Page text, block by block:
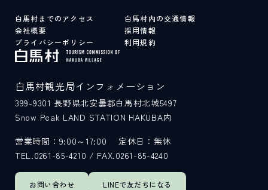
FURUSATO TAX
ふるさと納税
検索する
白馬村までのアクセス
プライバシーポリシー
利用規約
白馬村までのアクセス
白馬村内の交通情報
会社概要
採用情報
プライバシーポリシー
利用規約
お問い合わせ LINEで友だちになる
白馬村観光局インフォメーション
399-9301 長野県北安曇郡白馬村北城5497
Snow Peak LAND STATION HAKUBA内
営業時間：9:00～17:00
定休日：無休
TEL.0261-85-4210 / FAX.0261-85-4240